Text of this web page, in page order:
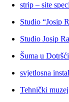
strip – site
Studio “Josip
Studio Josip
Šuma u
svjetlosna
Tehnički